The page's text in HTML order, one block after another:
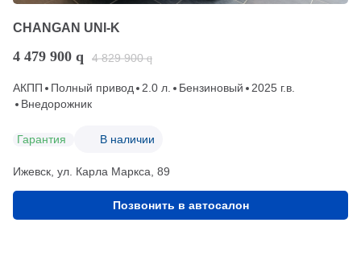
CHANGAN UNI-K
4 479 900 q 4 829 900 q
АКПП Полный привод 2.0 л. Бензиновый
2025 г.в.
Внедорожник
Гарантия В наличии
Ижевск, ул. Карла Маркса, 89
Позвонить в автосалон